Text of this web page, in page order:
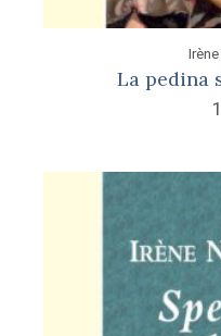
La pedina